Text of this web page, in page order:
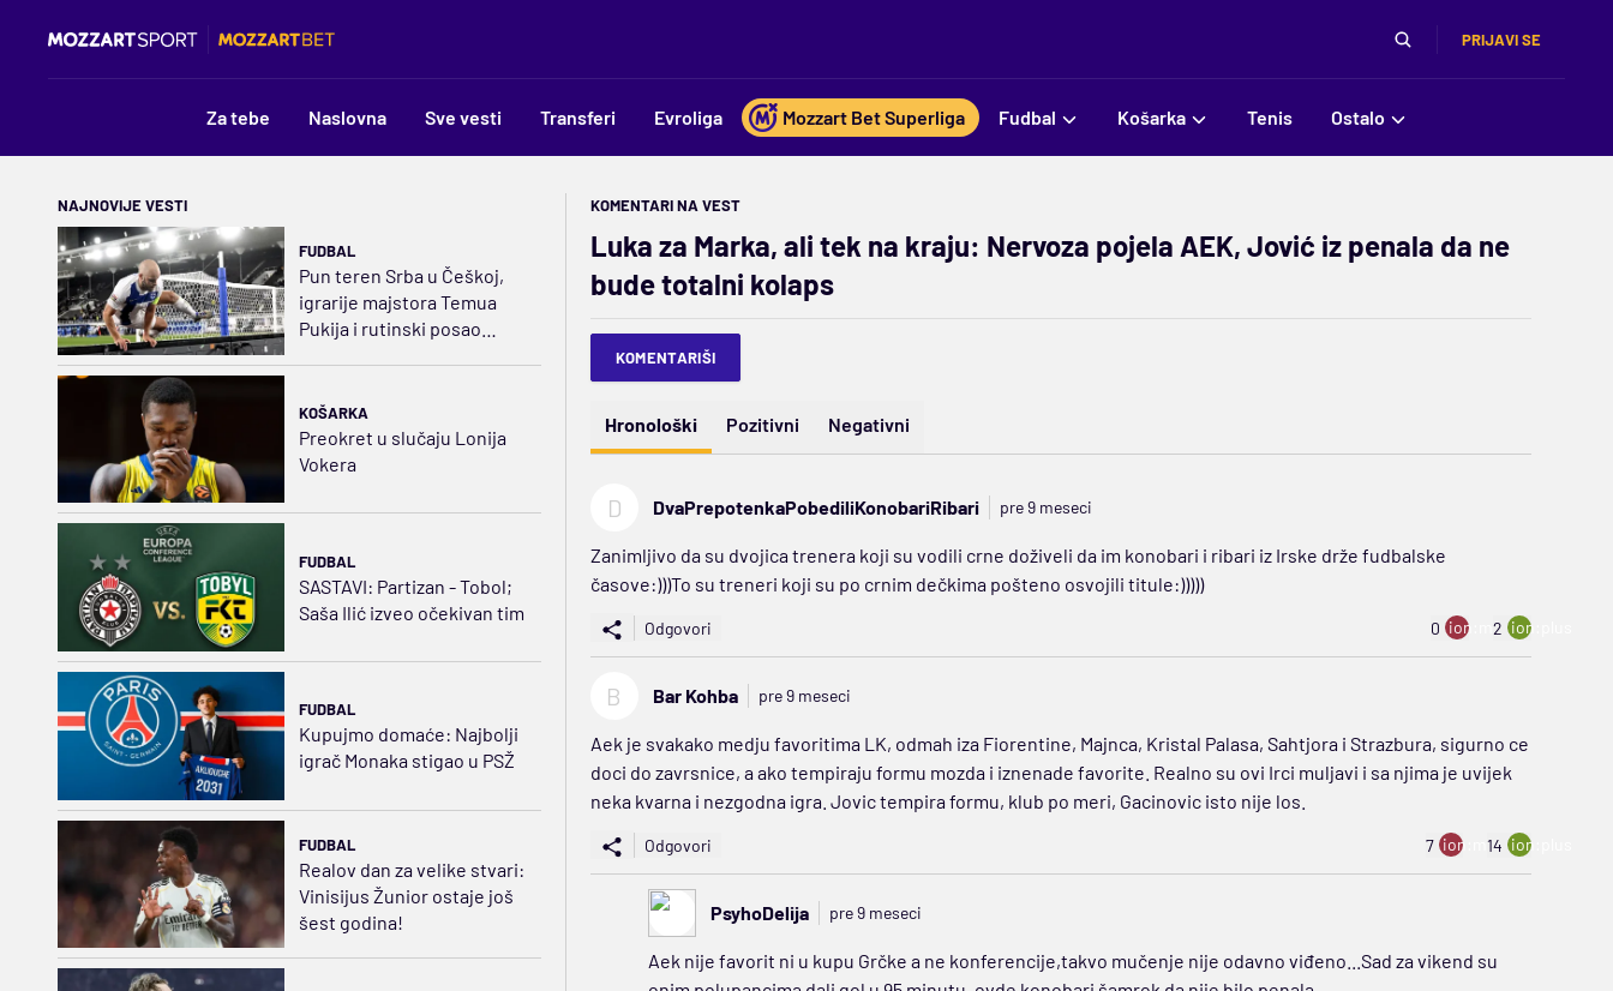
PRIJAVI SE
Za tebe Naslovna Sve vesti Transferi Evroliga Mozzart Bet Superliga Fudbal Košarka Tenis Ostalo
NAJNOVIJE VESTI
FUDBAL
Pun teren Srba u Češkoj,
igrarije majstora Temua
Pukija i rutinski posao
KOŠARKA
Preokret u slučaju Lonija
Vokera
FUDBAL
SASTAVI: Partizan - Tobol;
Saša Ilić izveo očekivan tim
FUDBAL
Kupujmo domaće: Najbolji
igrač Monaka stigao u PSŽ
FUDBAL
Realov dan za velike stvari:
Vinisijus Žunior ostaje još
šest godina!
KOMENTARI NA VEST
Luka za Marka, ali tek na kraju: Nervoza pojela AEK, Jović iz penala da ne
bude totalni kolaps
KOMENTARIŠI
Hronološki Pozitivni Negativni
D DvaPrepotenkaPobediliKonobariRibari pre 9 meseci
Zanimljivo da su dvojica trenera koji su vodili crne doživeli da im konobari i ribari iz Irske drže fudbalske
časove:)))To su treneri koji su po crnim dečkima pošteno osvojili titule:)))))
Odgovori 0 ion:minus
2 ion:plus
B Bar Kohba pre 9 meseci
Aek je svakako medju favoritima LK, odmah iza Fiorentine, Majnca, Kristal Palasa, Sahtjora i Strazbura, sigurno ce
doci do zavrsnice, a ako tempiraju formu mozda i iznenade favorite. Realno su ovi Irci muljavi i sa njima je uvijek
neka kvarna i nezgodna igra. Jovic tempira formu, klub po meri, Gacinovic isto nije los.
Odgovori 7 ion:minus
14 ion:plus
PsyhoDelija pre 9 meseci
Aek nije favorit ni u kupu Grčke a ne konferencije,takvo mučenje nije odavno viđeno...Sad za vikend su